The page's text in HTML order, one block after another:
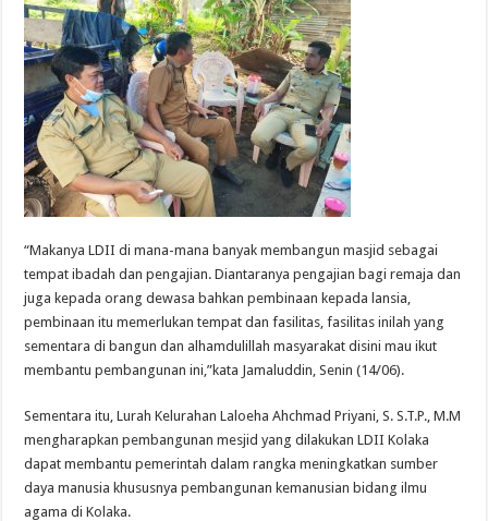
“Makanya LDII di mana-mana banyak membangun masjid sebagai
tempat ibadah dan pengajian. Diantaranya pengajian bagi remaja dan
juga kepada orang dewasa bahkan pembinaan kepada lansia,
pembinaan itu memerlukan tempat dan fasilitas, fasilitas inilah yang
sementara di bangun dan alhamdulillah masyarakat disini mau ikut
membantu pembangunan ini,”kata Jamaluddin, Senin (14/06).
Sementara itu, Lurah Kelurahan Laloeha Ahchmad Priyani, S. S.T.P., M.M
mengharapkan pembangunan mesjid yang dilakukan LDII Kolaka
dapat membantu pemerintah dalam rangka meningkatkan sumber
daya manusia khususnya pembangunan kemanusian bidang ilmu
agama di Kolaka.